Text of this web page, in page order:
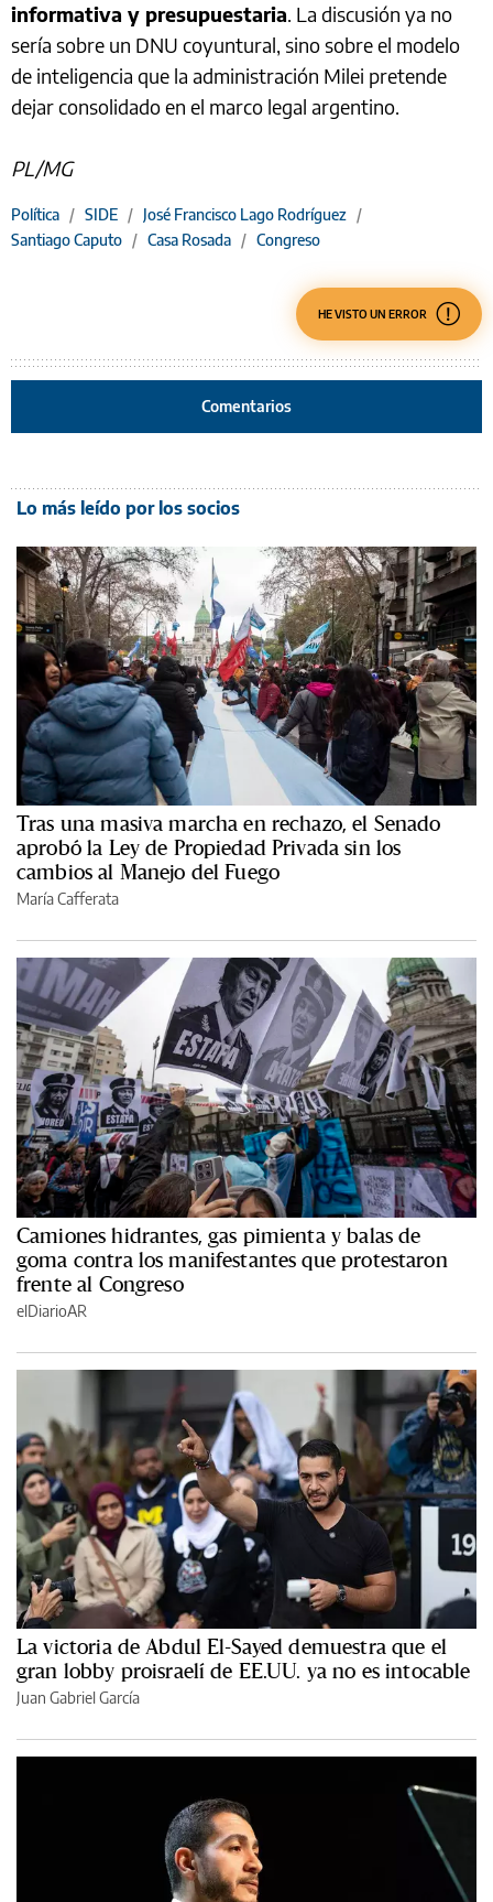
informativa y presupuestaria. La discusión ya no
sería sobre un DNU coyuntural, sino sobre el modelo
de inteligencia que la administración Milei pretende
dejar consolidado en el marco legal argentino.
PL/MG
Política / SIDE / José Francisco Lago Rodríguez /
Santiago Caputo / Casa Rosada / Congreso
HE VISTO UN ERROR
Comentarios
Lo más leído por los socios
Tras una masiva marcha en rechazo, el Senado
aprobó la Ley de Propiedad Privada sin los
cambios al Manejo del Fuego
María Cafferata
Camiones hidrantes, gas pimienta y balas de
goma contra los manifestantes que protestaron
frente al Congreso
elDiarioAR
La victoria de Abdul El-Sayed demuestra que el
gran lobby proisraelí de EE.UU. ya no es intocable
Juan Gabriel García